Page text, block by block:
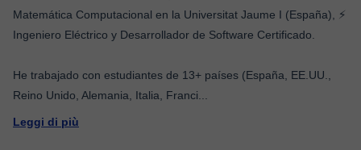
Matemática Computacional en la Universitat Jaume I (España), ⚡
Ingeniero Eléctrico y Desarrollador de Software Certificado.
He trabajado con estudiantes de 13+ países (España, EE.UU.,
Reino Unido, Alemania, Italia, Franci
Leggi di più